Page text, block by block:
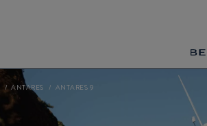
ANTARES ANTARES 9